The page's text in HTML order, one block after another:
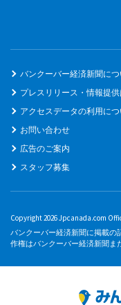
バンクーバー経済新聞につ
プレスリリース・情報提
アクセスデータの利用につ
お問い合わせ
広告のご案内
スタッフ募集
Copyright 2026 Jpcanada.com
バンクーバー経済新聞に掲載の
作権はバンクーバー経済新聞ま